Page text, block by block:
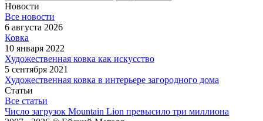
Новости
Все новости
6 августа 2026
Ковка
10 января 2022
Художественная ковка как искусство
5 сентября 2021
Художественная ковка в интерьере загородного дома
Статьи
Все статьи
Число загрузок Mountain Lion превысило три миллиона